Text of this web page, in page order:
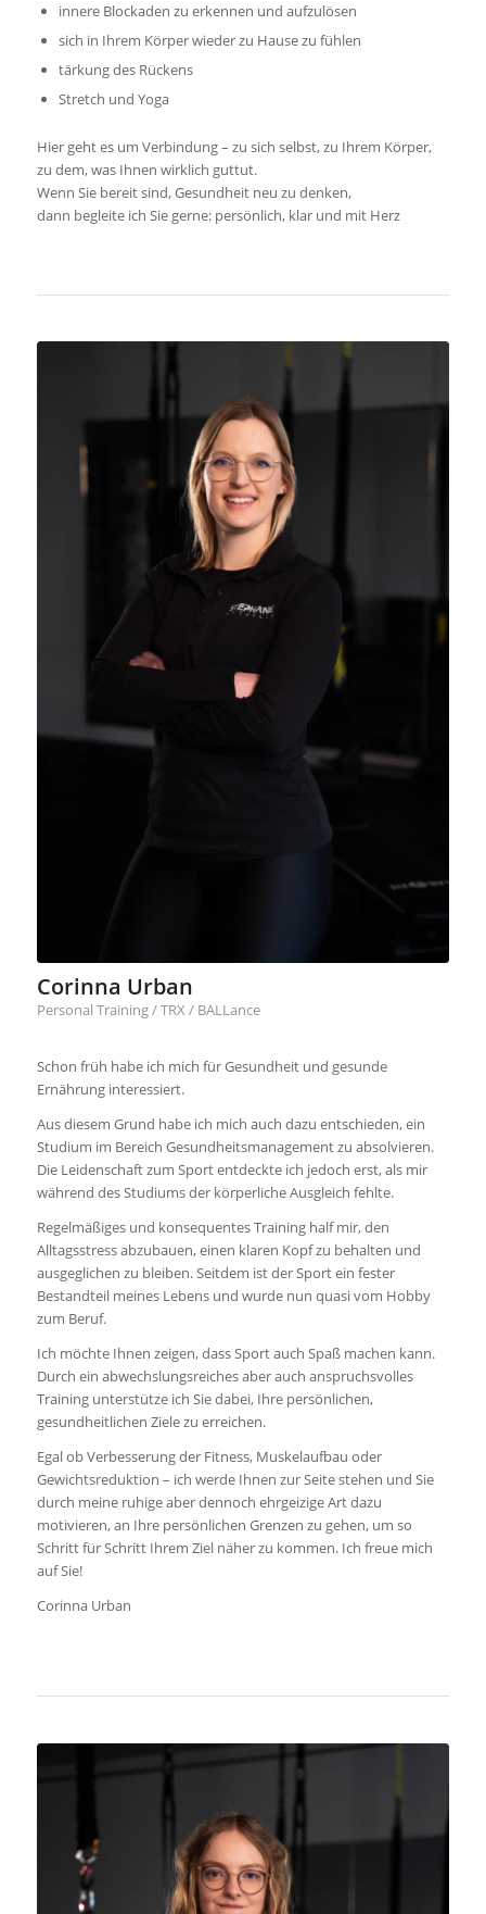
innere Blockaden zu erkennen und aufzulösen
sich in Ihrem Körper wieder zu Hause zu fühlen
tärkung des Rückens
Stretch und Yoga
Hier geht es um Verbindung – zu sich selbst, zu Ihrem Körper,
zu dem, was Ihnen wirklich guttut.
Wenn Sie bereit sind, Gesundheit neu zu denken,
dann begleite ich Sie gerne: persönlich, klar und mit Herz
Corinna Urban
Personal Training / TRX / BALLance
Schon früh habe ich mich für Gesundheit und gesunde
Ernährung interessiert.
Aus diesem Grund habe ich mich auch dazu entschieden, ein
Studium im Bereich Gesundheitsmanagement zu absolvieren.
Die Leidenschaft zum Sport entdeckte ich jedoch erst, als mir
während des Studiums der körperliche Ausgleich fehlte.
Regelmäßiges und konsequentes Training half mir, den
Alltagsstress abzubauen, einen klaren Kopf zu behalten und
ausgeglichen zu bleiben. Seitdem ist der Sport ein fester
Bestandteil meines Lebens und wurde nun quasi vom Hobby
zum Beruf.
Ich möchte Ihnen zeigen, dass Sport auch Spaß machen kann.
Durch ein abwechslungsreiches aber auch anspruchsvolles
Training unterstütze ich Sie dabei, Ihre persönlichen,
gesundheitlichen Ziele zu erreichen.
Egal ob Verbesserung der Fitness, Muskelaufbau oder
Gewichtsreduktion – ich werde Ihnen zur Seite stehen und Sie
durch meine ruhige aber dennoch ehrgeizige Art dazu
motivieren, an Ihre persönlichen Grenzen zu gehen, um so
Schritt für Schritt Ihrem Ziel näher zu kommen. Ich freue mich
auf Sie!
Corinna Urban